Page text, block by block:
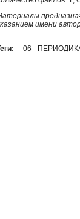
имени
06 -